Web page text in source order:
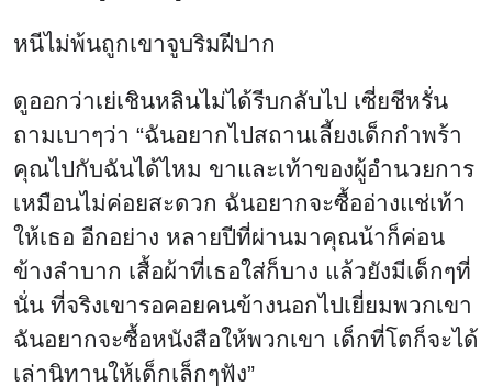
หนีไม่พ้นถูกเขาจูบริมฝีปาก
ดูออกว่าเย่เชินหลินไม่ได้รีบกลับไป เซี่ยชีหรั่น
ถามเบาๆว่า “ฉันอยากไปสถานเลี้ยงเด็กกำพร้า
คุณไปกับฉันได้ไหม ขาและเท้าของผู้อำนวยการ
เหมือนไม่ค่อยสะดวก ฉันอยากจะซื้ออ่างแช่เท้า
ให้เธอ อีกอย่าง หลายปีที่ผ่านมาคุณน้าก็ค่อน
ข้างลำบาก เสื้อผ้าที่เธอใส่ก็บาง แล้วยังมีเด็กๆที่
นั่น ที่จริงเขารอคอยคนข้างนอกไปเยี่ยมพวกเขา
ฉันอยากจะซื้อหนังสือให้พวกเขา เด็กที่โตก็จะได้
เล่านิทานให้เด็กเล็กๆฟัง”